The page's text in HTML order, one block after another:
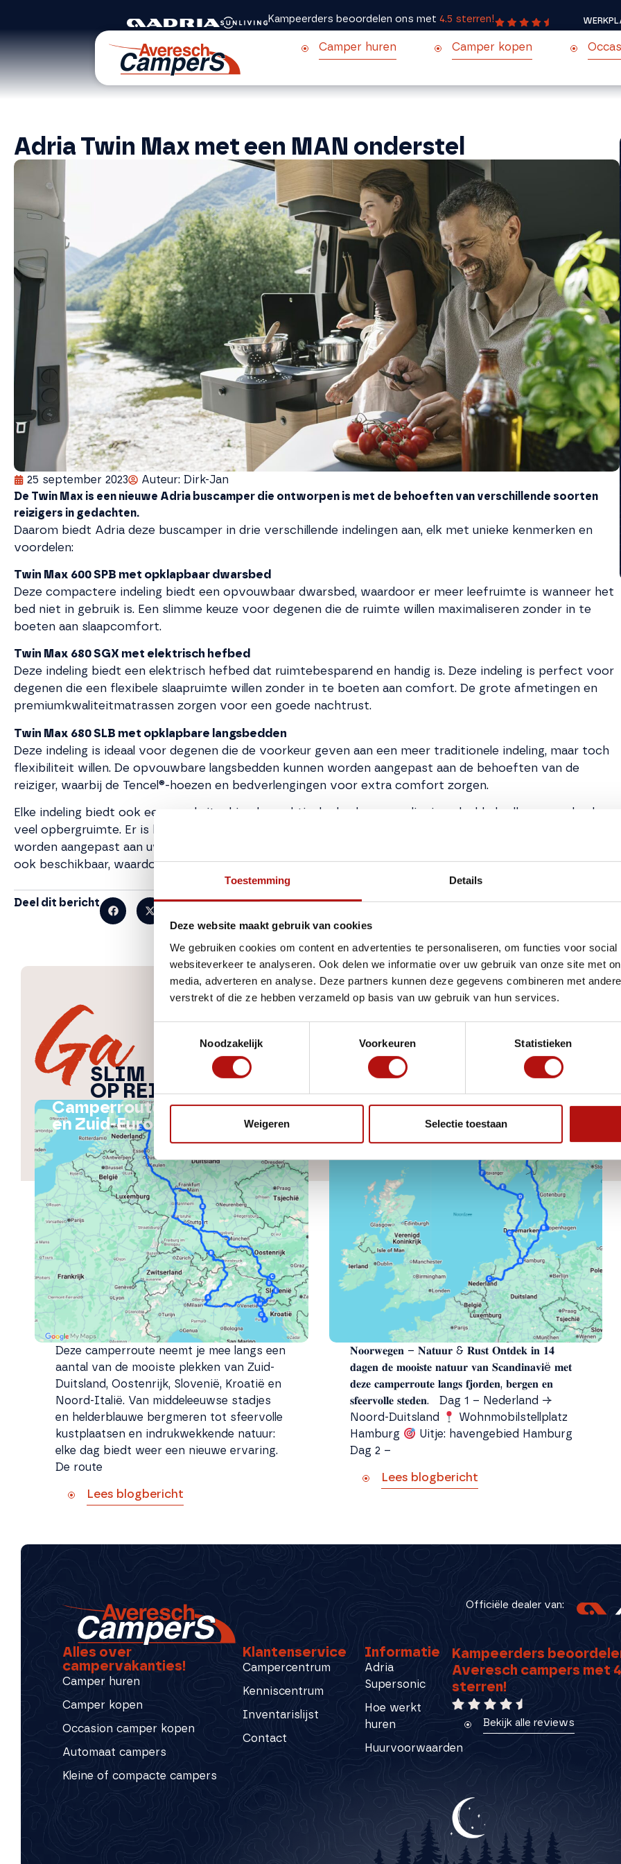
Toestemming Details
Deze website maakt gebruik van cookies
We gebruiken cookies om content en advertenties te personaliseren, om functies voor
websiteverkeer te analyseren. Ook delen we informatie over uw gebruik van onze site met
media, adverteren en analyse. Deze partners kunnen deze gegevens combineren met
verstrekt of die ze hebben verzameld op basis van uw gebruik van hun services.
Noodzakelijk
Voorkeuren Statistieken
Weigeren Selectie toestaan
Kampeerders beoordelen ons met4.5 sterren!
Camper huren Camper kopen
Adria Twin Max met een MAN onderstel
25 september 2023 Auteur: Dirk-Jan
De Twin Max is een nieuwe Adria buscamper die ontworpen is met de behoeften van verschillende soorten
reizigers in gedachten.
Daarom biedt Adria deze buscamper in drie verschillende indelingen aan, elk met unieke kenmerken en
voordelen:
Twin Max 600 SPB met opklapbaar dwarsbed
Deze compactere indeling biedt een opvouwbaar dwarsbed, waardoor er meer leefruimte is wanneer het
bed niet in gebruik is. Een slimme keuze voor degenen die de ruimte willen maximaliseren zonder in te
boeten aan slaapcomfort.
Twin Max 680 SGX met elektrisch hefbed
Deze indeling biedt een elektrisch hefbed dat ruimtebesparend en handig is. Deze indeling is perfect voor
degenen die een flexibele slaapruimte willen zonder in te boeten aan comfort. De grote afmetingen en
premiumkwaliteitmatrassen zorgen voor een goede nachtrust.
Twin Max 680 SLB met opklapbare langsbedden
Deze indeling is ideaal voor degenen die de voorkeur geven aan een meer traditionele indeling, maar toch
flexibiliteit willen. De opvouwbare langsbedden kunnen worden aangepast aan de behoeften van de
reiziger, waarbij de Tencel®-hoezen en bedverlengingen voor extra comfort zorgen.
Elke indeling biedt ook een goed uitgekiende, praktische keuken, een slim ingedeelde badkamer en heel
veel opbergruimte. Er is keuze uit zes stofferingen en vele accessoires, waardoor elke Twin Max kan
worden aangepast aan uw eigen smaak. De Adria MACH smart-app en dieselverwarming van Truma zijn
ook beschikbaar, waardoor de Twin Max een moderne en ‘connected’ buscamper is.
Deel dit bericht
SLIM
OP REIS
Bekijk onze handige
en inspirerende artikelen
Camperroute door Midden-
en Zuid-Europa
Deze camperroute neemt je mee langs een
aantal van de mooiste plekken van Zuid-
Duitsland, Oostenrijk, Slovenië, Kroatië en
Noord-Italië. Van middeleeuwse stadjes
en helderblauwe bergmeren tot sfeervolle
kustplaatsen en indrukwekkende natuur:
elke dag biedt weer een nieuwe ervaring.
De route
Lees blogbericht
Ontdek in 14 dagen de
mooiste natuur van
Scandinavië!
𝐍𝐨𝐨𝐫𝐰𝐞𝐠𝐞𝐧 – 𝐍𝐚𝐭𝐮𝐮𝐫 & 𝐑𝐮𝐬𝐭 𝐎𝐧𝐭𝐝𝐞𝐤 𝐢𝐧 𝟏𝟒
𝐝𝐚𝐠𝐞𝐧 𝐝𝐞 𝐦𝐨𝐨𝐢𝐬𝐭𝐞 𝐧𝐚𝐭𝐮𝐮𝐫 𝐯𝐚𝐧 𝐒𝐜𝐚𝐧𝐝𝐢𝐧𝐚𝐯𝐢ë 𝐦𝐞𝐭
𝐝𝐞𝐳𝐞 𝐜𝐚𝐦𝐩𝐞𝐫𝐫𝐨𝐮𝐭𝐞 𝐥𝐚𝐧𝐠𝐬 𝐟𝐣𝐨𝐫𝐝𝐞𝐧, 𝐛𝐞𝐫𝐠𝐞𝐧 𝐞𝐧
𝐬𝐟𝐞𝐞𝐫𝐯𝐨𝐥𝐥𝐞 𝐬𝐭𝐞𝐝𝐞𝐧. Dag 1 – Nederland →
Noord-Duitsland
Wohnmobilstellplatz
Hamburg
Uitje: havengebied Hamburg
Dag 2 –
Lees blogbericht
Officiële dealer van:
Alles over
campervakanties!
Camper huren
Camper kopen
Occasion camper kopen
Automaat campers
Kleine of compacte campers
Klantenservice
Campercentrum
Kenniscentrum
Inventarislijst
Contact
Informatie
Adria
Supersonic
Hoe werkt
huren
Huurvoorwaarden
Kampeerders
Averesch campers met
sterren!
Bekijk alle reviews